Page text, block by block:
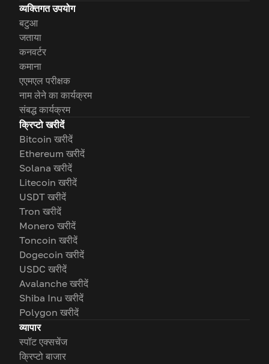
व्यक्तिगत उपयोग
बटुआ
जताया
कनवर्टर
कमाना
एएमएल परीक्षक
नाम लेने का कार्यक्रम
संबद्ध कार्यक्रम
क्रिप्टो खरीदें
Bitcoin खरीदें
Ethereum खरीदें
Solana खरीदें
Litecoin खरीदें
USDT खरीदें
Tron खरीदें
Monero खरीदें
Toncoin खरीदें
Dogecoin खरीदें
USDC खरीदें
Avalanche खरीदें
Shiba Inu खरीदें
Polygon खरीदें
व्यापार
स्पॉट एक्सचेंज
क्रिप्टो बाजार